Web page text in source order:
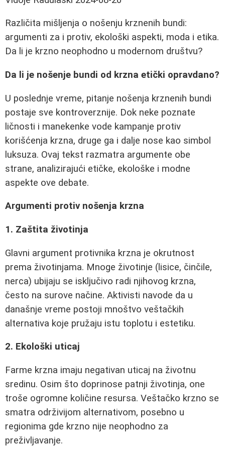
Različita mišljenja o nošenju krznenih bundi:
argumenti za i protiv, ekološki aspekti, moda i etika.
Da li je krzno neophodno u modernom društvu?
Da li je nošenje bundi od krzna etički opravdano?
U poslednje vreme, pitanje nošenja krznenih bundi
postaje sve kontroverznije. Dok neke poznate
ličnosti i manekenke vode kampanje protiv
korišćenja krzna, druge ga i dalje nose kao simbol
luksuza. Ovaj tekst razmatra argumente obe
strane, analizirajući etičke, ekološke i modne
aspekte ove debate.
Argumenti protiv nošenja krzna
1. Zaštita životinja
Glavni argument protivnika krzna je okrutnost
prema životinjama. Mnoge životinje (lisice, činčile,
nerca) ubijaju se isključivo radi njihovog krzna,
često na surove načine. Aktivisti navode da u
današnje vreme postoji mnoštvo veštačkih
alternativa koje pružaju istu toplotu i estetiku.
2. Ekološki uticaj
Farme krzna imaju negativan uticaj na životnu
sredinu. Osim što doprinose patnji životinja, one
troše ogromne količine resursa. Veštačko krzno se
smatra održivijom alternativom, posebno u
regionima gde krzno nije neophodno za
preživljavanje.